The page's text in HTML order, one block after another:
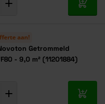
In
aan!
Getrommeld
- 9,0 m² (11201884)
In